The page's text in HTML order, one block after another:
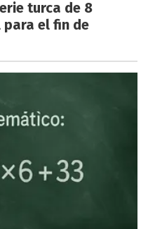
turca de 8
el fin de